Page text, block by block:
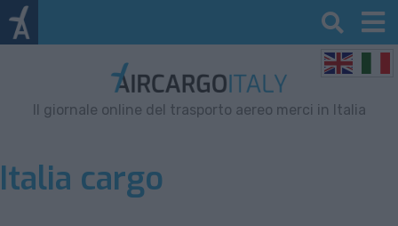
Il giornale online del trasporto aereo merci in Italia
Italia cargo